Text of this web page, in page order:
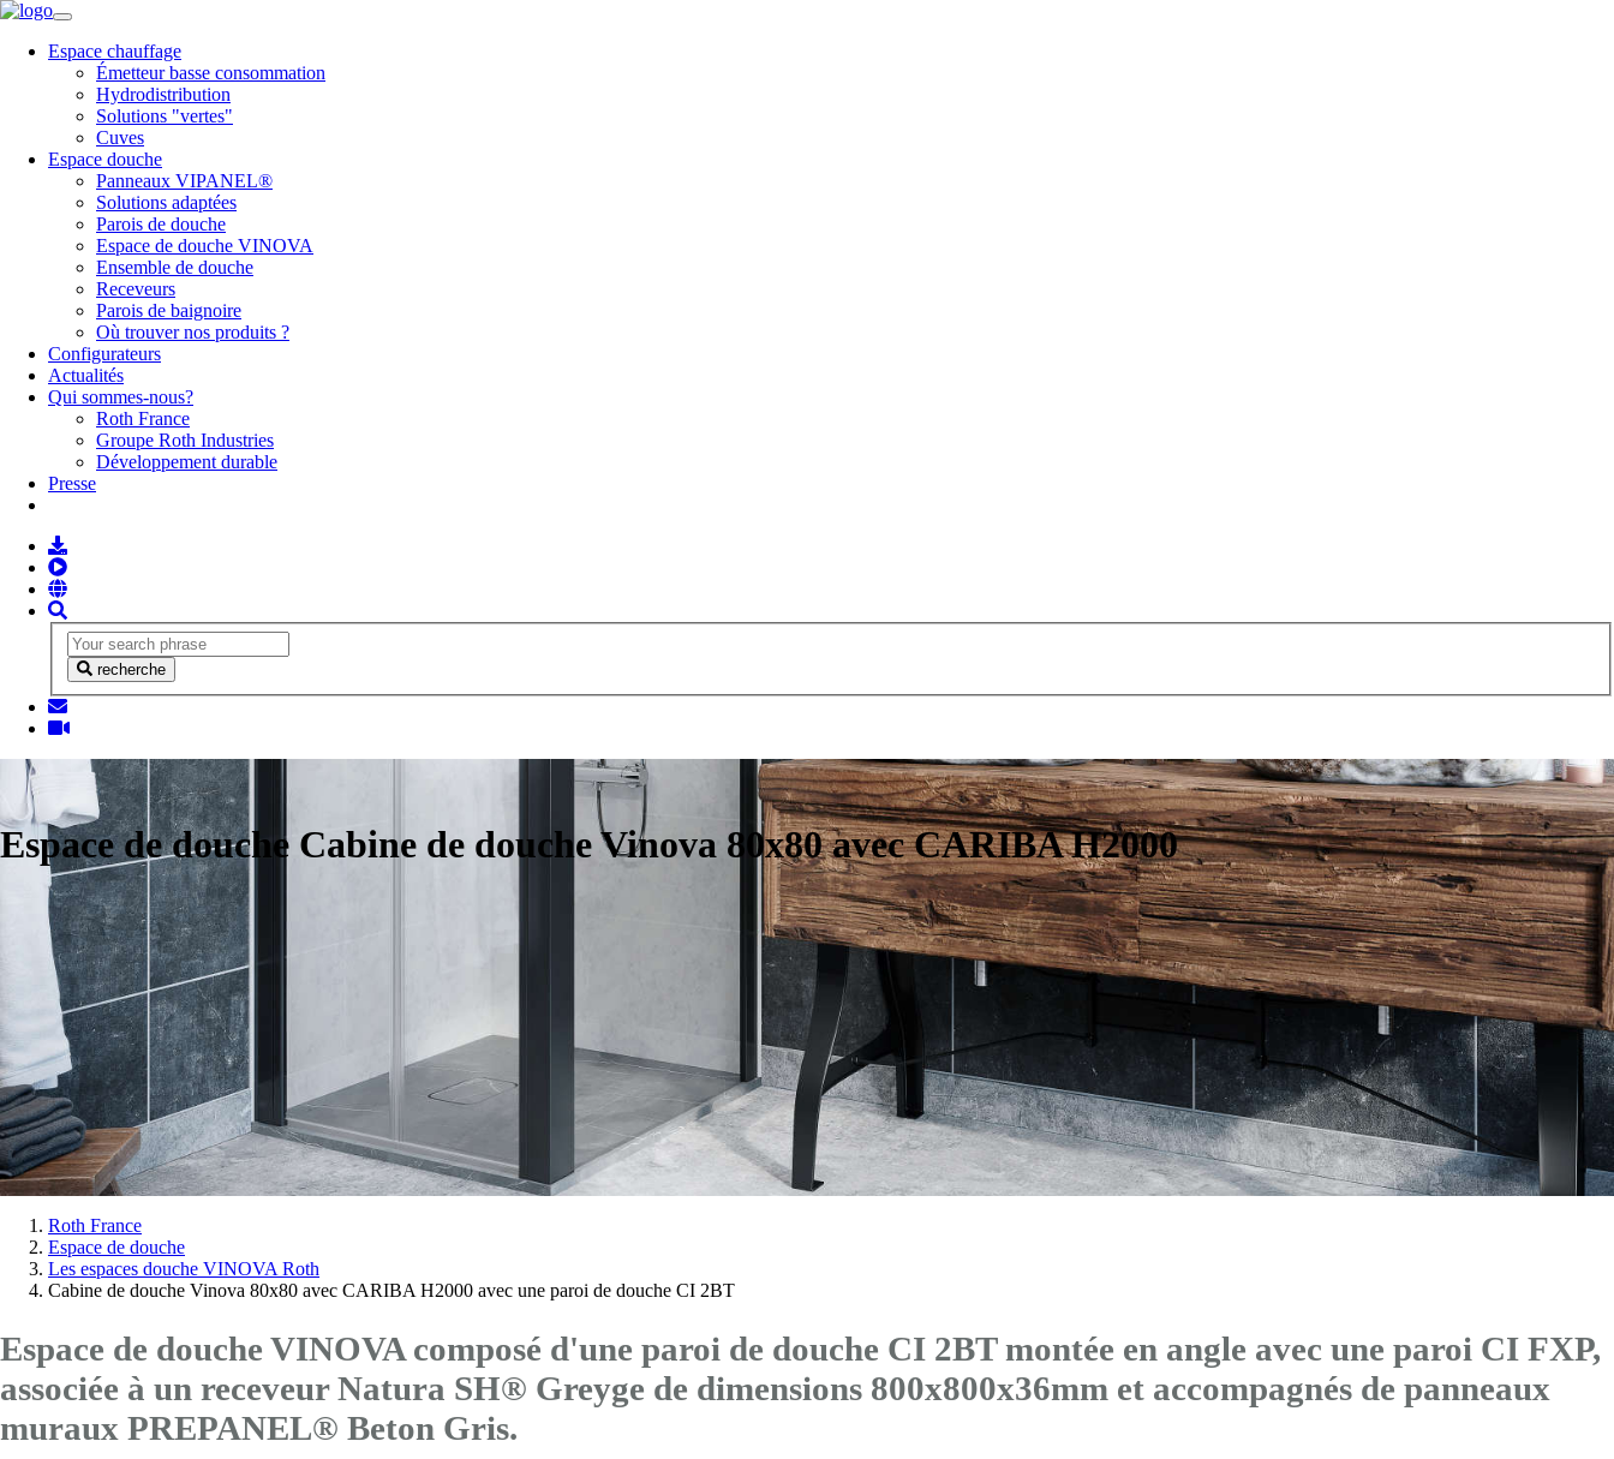
Espace chauffage
Émetteur basse consommation
Hydrodistribution
Solutions "vertes"
Cuves
Espace douche
Panneaux VIPANEL®
Solutions adaptées
Parois de douche
Espace de douche VINOVA
Ensemble de douche
Receveurs
Parois de baignoire
Où trouver nos produits ?
Configurateurs
Actualités
Qui sommes-nous?
Roth France
Groupe Roth Industries
Développement durable
Presse
recherche
Espace de douche Cabine de douche Vinova 80x80 avec CARIBA H2000
Vous
êtes
Roth France
Espace de douche
Les espaces douche VINOVA Roth
Cabine de douche Vinova 80x80 avec CARIBA H2000 avec une paroi de douche CI 2BT
Espace de douche VINOVA composé d'une paroi de douche CI 2BT montée en angle avec une paroi CI FXP,
associée à un receveur Natura SH® Greyge de dimensions 800x800x36mm et accompagnés de panneaux
muraux PREPANEL® Beton Gris.